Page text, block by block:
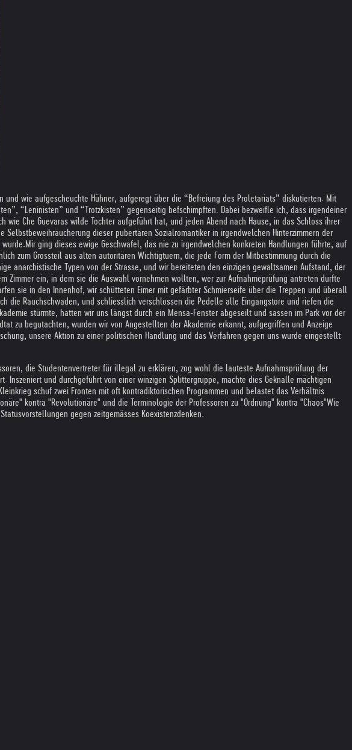
wie aufgescheuchte Hühner, aufgeregt über die “Befreiung des Proletariats” diskutierten. Mit
“Leninisten” und “Trotzkisten” gegenseitig befschimpften. Dabei bezweifle ich, dass irgendeiner
Che Guevaras wilde Tochter aufgeführt hat, und jeden Abend nach Hause, in das Schloss ihrer
dieser pubertären Sozialromantiker in irgendwelchen Hinterzimmern der
Mir ging dieses ewige Geschwafel, das nie zu irgendwelchen konkreten Handlungen führte, auf
zum Grossteil aus alten autoritären Wichtigtuern, die jede Form der Mitbestimmung durch die
anarchistische Typen von der Strasse, und wir bereiteten den einzigen gewaltsamen Aufstand, der
Zimmer ein, in dem sie die Auswahl vornehmen wollten, wer zur Aufnahmeprüfung antreten durfte
sie in den Innenhof, wir schütteten Eimer mit gefärbter Schmierseife über die Treppen und überall
Rauchschwaden, und schliesslich verschlossen die Pedelle alle Eingangstore und riefen die
stürmte, hatten wir uns längst durch ein Mensa-Fenster abgeseilt und sassen im Park vor der
zu begutachten, wurden wir von Angestellten der Akademie erkannt, aufgegriffen und Anzeige
unsere Aktion zu einer politischen Handlung und das Verfahren gegen uns wurde eingestellt.
die Studentenvertreter für illegal zu erklären, zog wohl die lauteste Aufnahmsprüfung der
Inszeniert und durchgeführt von einer winzigen Splittergruppe, machte dies Geknalle mächtigen
schuf zwei Fronten mit oft kontradiktorischen Programmen und belastet das Verhältnis
kontra "Revolutionäre" und die Terminologie der Professoren zu "Ordnung" kontra "Chaos"Wie
gegen zeitgemässes Koexistenzdenken.